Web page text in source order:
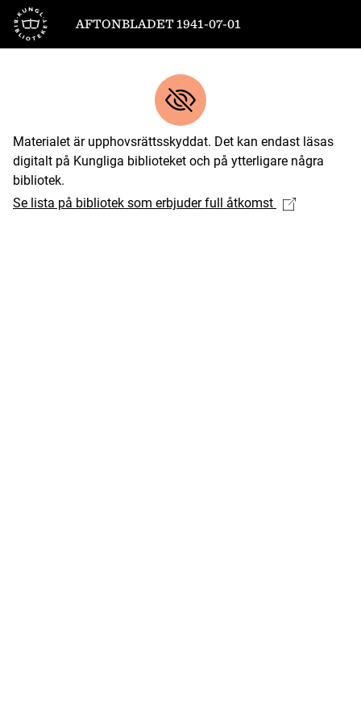
Till startsidan
AFTONBLADET 1941-07-01
Materialet är upphovsrättsskyddat. Det kan endast läsas
digitalt på Kungliga biblioteket och på ytterligare några
bibliotek.
Se lista på bibliotek som erbjuder full åtkomst